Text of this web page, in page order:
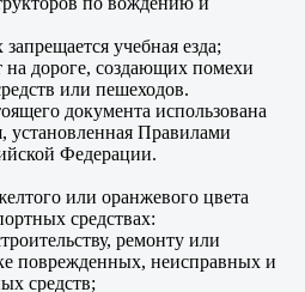
учебная езда;
дороге, создающих помехи
или пешеходов.
документа использована
установленная Правилами
Федерации.
или оранжевого цвета
средствах:
ремонту или
поврежденных, неисправных и
средств;